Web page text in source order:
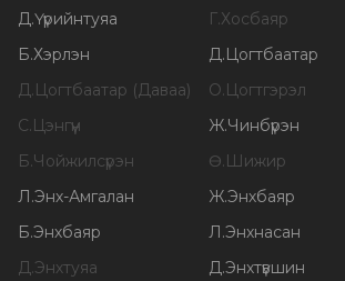
Д.Үүрийнтуяа Г.Хосбаяр
Б.Хэрлэн Д.Цогтбаатар
Д.Цогтбаатар (Даваа) О.Цогтгэрэл
С.Цэнгүүн Ж.Чинбүрэн
Б.Чойжилсүрэн Ө.Шижир
Л.Энх-Амгалан Ж.Энхбаяр
Б.Энхбаяр Л.Энхнасан
Д.Энхтуяа Д.Энхтүвшин